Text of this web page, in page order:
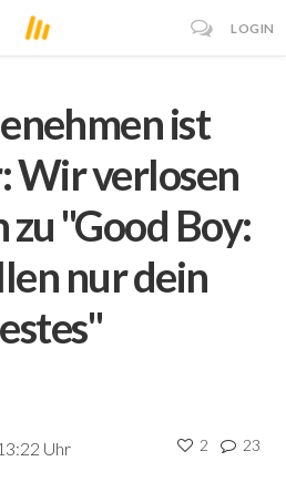
LOGIN
ist
Wir verlosen
"Good Boy:
nur dein
Uhr 2 23